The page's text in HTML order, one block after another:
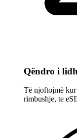
Qëndro i
Të njoftojmë
rimbushje, te